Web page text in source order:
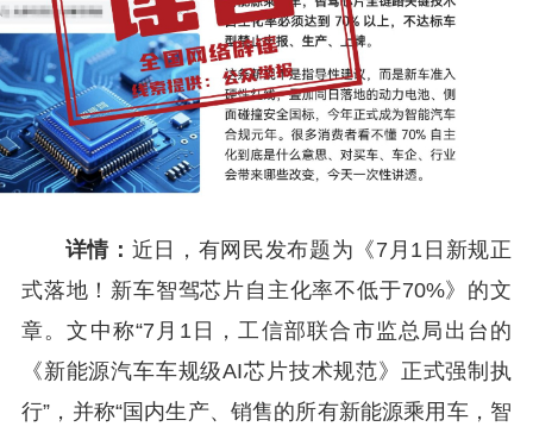
详情： 近日，有网民发布题为《7月1日新规正
式落地！新车智驾芯片自主化率不低于70%》的文
章。文中称“7月1日，工信部联合市监总局出台的
《新能源汽车车规级AI芯片技术规范》正式强制执
行”，并称“国内生产、销售的所有新能源乘用车，智